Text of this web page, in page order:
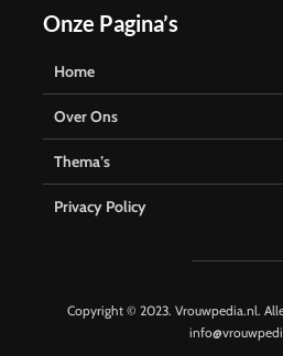
Onze Pagina’s
Home
Over Ons
Thema’s
Privacy Policy
Copyright © 2023. Vrouwpedia.nl.